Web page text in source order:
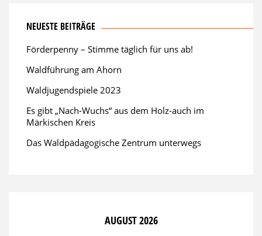
NEUESTE BEITRÄGE
Förderpenny – Stimme täglich für uns ab!
Waldführung am Ahorn
Waldjugendspiele 2023
Es gibt „Nach-Wuchs“ aus dem Holz-auch im
Märkischen Kreis
Das Waldpädagogische Zentrum unterwegs
AUGUST 2026